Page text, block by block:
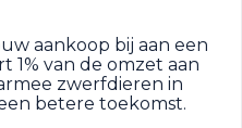
aankoop bij aan een
1% van de omzet aan
zwerfdieren in
betere toekomst.